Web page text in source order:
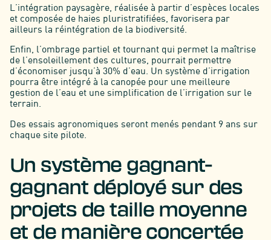
L’intégration paysagère, réalisée à partir d’espèces locales
et composée de haies pluristratifiées, favorisera par
ailleurs la réintégration de la biodiversité.
Enfin, l’ombrage partiel et tournant qui permet la maîtrise
de l’ensoleillement des cultures, pourrait permettre
d’économiser jusqu’à 30% d’eau. Un système d’irrigation
pourra être intégré à la canopée pour une meilleure
gestion de l’eau et une simplification de l’irrigation sur le
terrain.
Des essais agronomiques seront menés pendant 9 ans sur
chaque site pilote.
Un système gagnant-
gagnant déployé sur des
projets de taille moyenne
et de manière concertée